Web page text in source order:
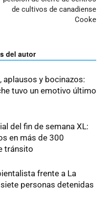
de cultivos de canadiense
Cooke
del autor
aplausos y bocinazos:
tuvo un emotivo último
del fin de semana XL:
en más de 300
tránsito
frente a La
personas detenidas